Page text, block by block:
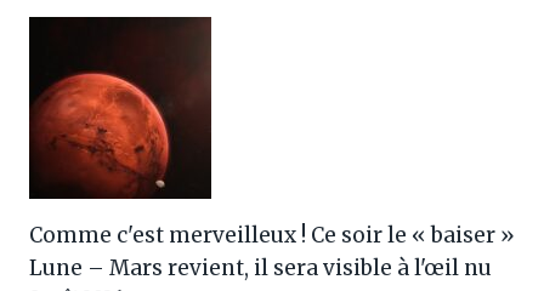
Comme c'est merveilleux ! Ce soir le « baiser »
Lune – Mars revient, il sera visible à l'œil nu